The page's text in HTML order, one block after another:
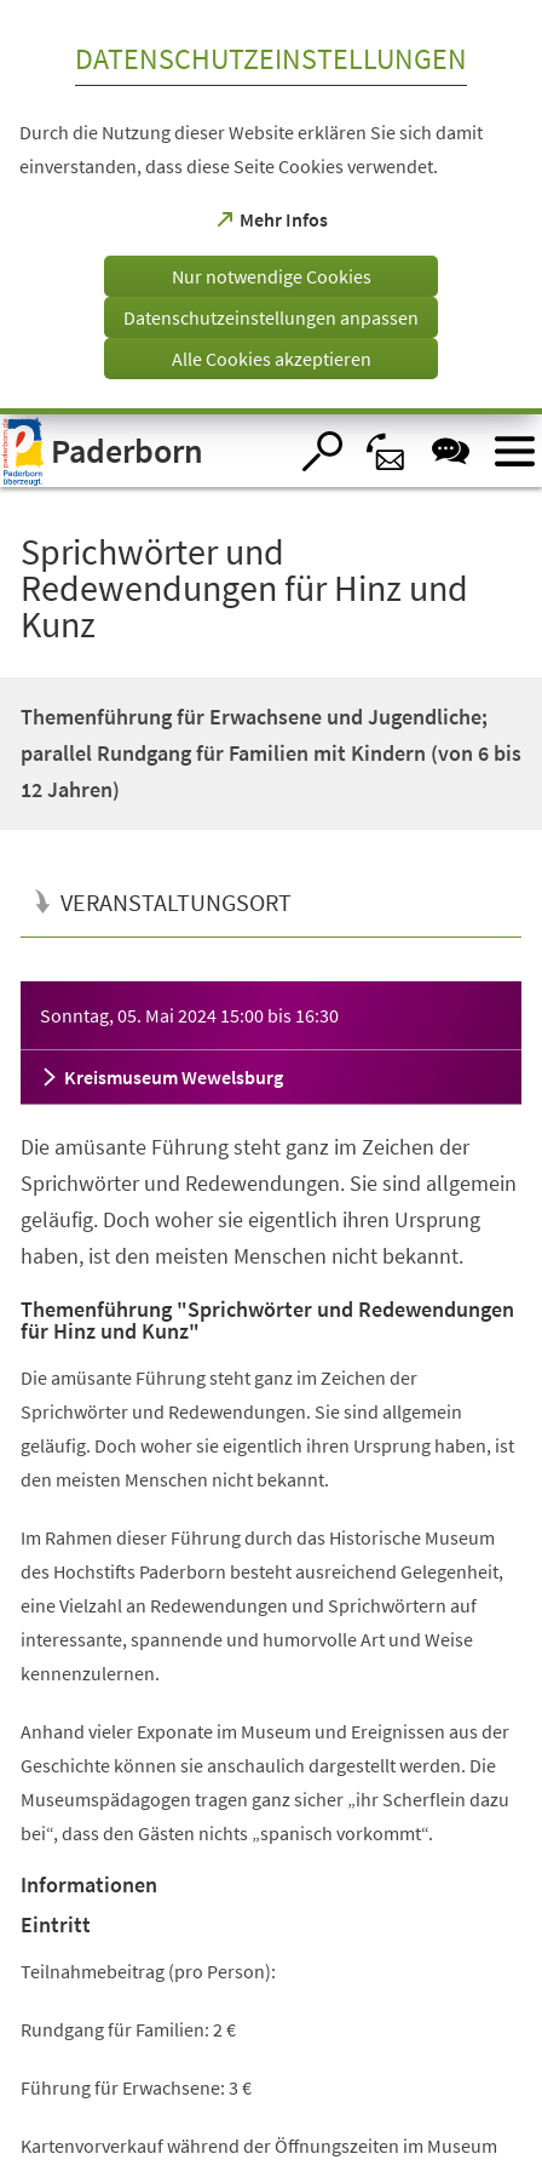
Visuelle
Assistenzsoftware
öffnen.
DATENSCHUTZEINSTELLUNGEN
Durch die Nutzung dieser Website erklären Sie sich damit
einverstanden, dass diese Seite Cookies verwendet.
Mehr Infos
(Öffnet
einem
Tab)
Nur notwendige Cookies
Datenschutzeinstellungen anpassen
Alle Cookies akzeptieren
Paderborn
Sprichwörter und
Redewendungen für Hinz und
Kunz
Themenführung für Erwachsene und Jugendliche;
parallel Rundgang für Familien mit Kindern (von 6 bis
12 Jahren)
VERANSTALTUNGSORT
Sonntag, 05. Mai 2024 15:00 bis 16:30
Kreismuseum Wewelsburg
Die amüsante Führung steht ganz im Zeichen der
Sprichwörter und Redewendungen. Sie sind allgemein
geläufig. Doch woher sie eigentlich ihren Ursprung
haben, ist den meisten Menschen nicht bekannt.
Themenführung "Sprichwörter und Redewendungen
für Hinz und Kunz"
Die amüsante Führung steht ganz im Zeichen der
Sprichwörter und Redewendungen. Sie sind allgemein
geläufig. Doch woher sie eigentlich ihren Ursprung haben, ist
den meisten Menschen nicht bekannt.
Im Rahmen dieser Führung durch das Historische Museum
des Hochstifts Paderborn besteht ausreichend Gelegenheit,
eine Vielzahl an Redewendungen und Sprichwörtern auf
interessante, spannende und humorvolle Art und Weise
kennenzulernen.
Anhand vieler Exponate im Museum und Ereignissen aus der
Geschichte können sie anschaulich dargestellt werden. Die
Museumspädagogen tragen ganz sicher „ihr Scherflein dazu
bei“, dass den Gästen nichts „spanisch vorkommt“.
Informationen
Eintritt
Teilnahmebeitrag (pro Person):
Rundgang für Familien: 2 €
Führung für Erwachsene: 3 €
Kartenvorverkauf während der Öffnungszeiten im Museum